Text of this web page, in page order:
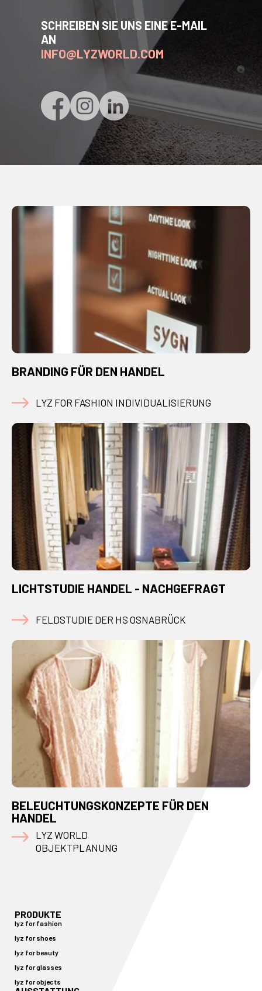
SCHREIBEN SIE UNS EINE E-MAIL
AN
INFO@LYZWORLD.COM
BRANDING FÜR DEN HANDEL
LYZ FOR FASHION INDIVIDUALISIERUNG
LICHTSTUDIE HANDEL - NACHGEFRAGT
FELDSTUDIE DER HS OSNABRÜCK
BELEUCHTUNGSKONZEPTE FÜR DEN
HANDEL
LYZ WORLD
OBJEKTPLANUNG
PRODUKTE
lyz for fashion
lyz for shoes
lyz for beauty
lyz for glasses
lyz for objects